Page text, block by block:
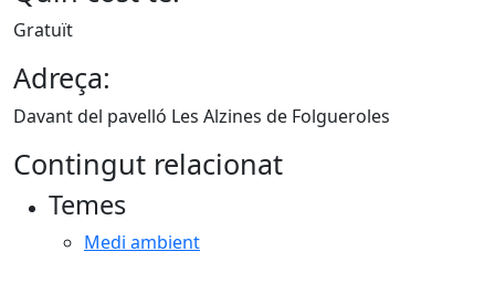
Gratuït
Adreça:
Davant del pavelló Les Alzines de Folgueroles
Contingut relacionat
Temes
Medi ambient